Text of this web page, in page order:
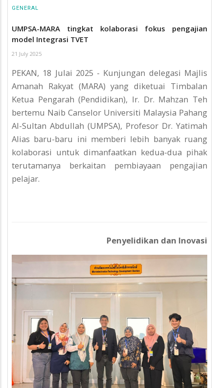
GENERAL
UMPSA-MARA tingkat kolaborasi fokus pengajian
model Integrasi TVET
21 July 2025
PEKAN, 18 Julai 2025 - Kunjungan delegasi Majlis
Amanah Rakyat (MARA) yang diketuai Timbalan
Ketua Pengarah (Pendidikan), Ir. Dr. Mahzan Teh
bertemu Naib Canselor Universiti Malaysia Pahang
Al-Sultan Abdullah (UMPSA), Profesor Dr. Yatimah
Alias baru-baru ini memberi lebih banyak ruang
kolaborasi untuk dimanfaatkan kedua-dua pihak
terutamanya berkaitan pembiayaan pengajian
pelajar.
Penyelidikan dan Inovasi